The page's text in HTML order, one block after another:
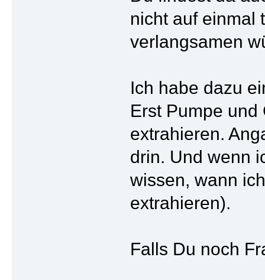
nicht auf einmal
verlangsamen
Ich habe dazu
Erst Pumpe
extrahieren.
drin. Und wenn
wissen, wann
extrahieren).
Falls Du noch